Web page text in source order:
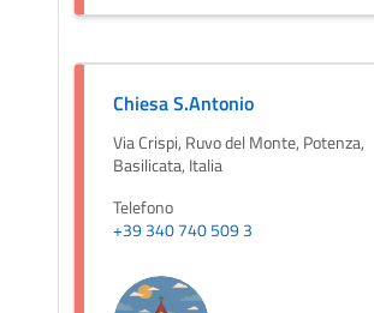
Chiesa S.Antonio
Via Crispi, Ruvo del Monte, Potenza,
Basilicata, Italia
Telefono
+39 340 740 509 3